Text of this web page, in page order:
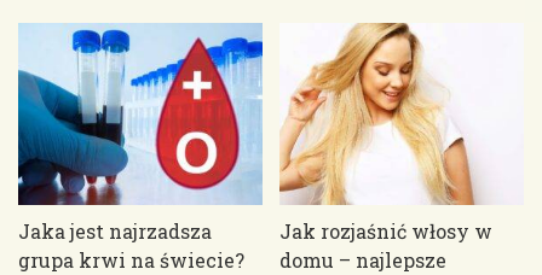
Jaka jest najrzadsza
grupa krwi na świecie?
Jak rozjaśnić włosy w
domu – najlepsze